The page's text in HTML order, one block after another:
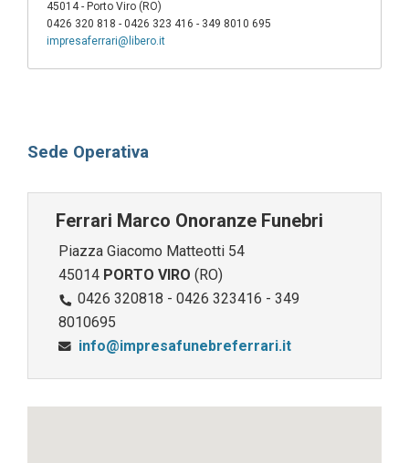
45014 - Porto Viro (RO)
0426 320 818 - 0426 323 416 - 349 8010 695
impresaferrari@libero.it
Sede Operativa
Ferrari Marco Onoranze Funebri
Piazza Giacomo Matteotti 54
45014 PORTO VIRO (RO)
0426 320818 - 0426 323416 - 349
8010695
info@impresafunebreferrari.it